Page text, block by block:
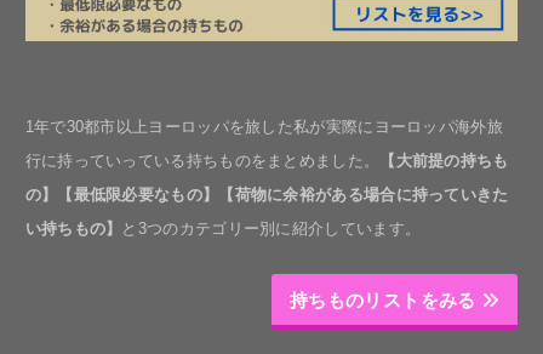
1年で30都市以上ヨーロッパを旅した私が実際にヨーロッパ海外旅
行に持っていっている持ちものをまとめました。
【大前提の持ちも
の】【最低限必要なもの】【荷物に余裕がある場合に持っていきた
い持ちもの】
と3つのカテゴリー別に紹介しています。
持ちものリストをみる